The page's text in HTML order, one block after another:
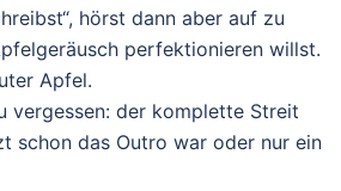
hörst dann aber auf zu
perfektionieren willst.
Apfel.
vergessen: der komplette Streit
schon das Outro war oder nur ein